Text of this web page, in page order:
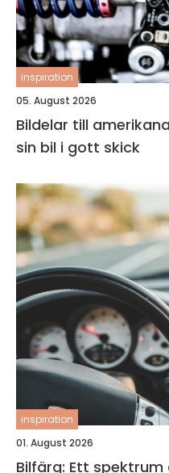
inspiration
05. August 2026
Bildelar till
sin bil i gott skick
inspiration
01. August 2026
Bilfärg: Ett